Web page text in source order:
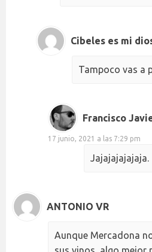
Cibeles es mi
Tampoco vas a
Francisco
17 junio, 2021 a las 7:29 pm
Jajajajajajaja.
ANTONIO VR
Aunque Mercadona